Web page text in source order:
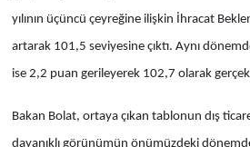
yılının üçüncü çeyreğine ilişkin İhracat
artarak 101,5 seviyesine çıktı. Aynı
ise 2,2 puan gerileyerek 102,7 olarak
Bakan Bolat, ortaya çıkan tablonun dış
dayanıklı görünümün önümüzdeki